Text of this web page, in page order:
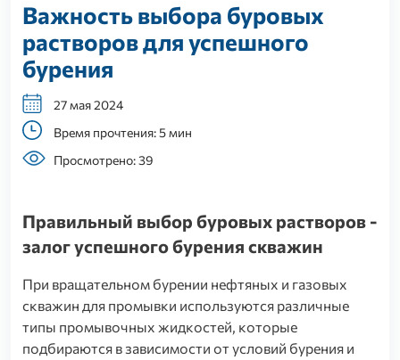
Важность выбора буровых
растворов для успешного
бурения
27 мая 2024
Время прочтения: 5 мин
Просмотрено: 39
Правильный выбор буровых растворов -
залог успешного бурения скважин
При вращательном бурении нефтяных и газовых
скважин для промывки используются различные
типы промывочных жидкостей, которые
подбираются в зависимости от условий бурения и